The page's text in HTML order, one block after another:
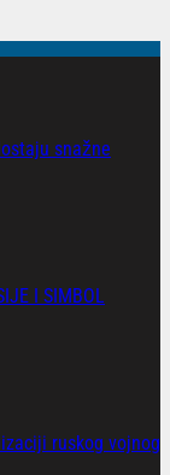
snažne
I SIMBOL
ruskog vojnog